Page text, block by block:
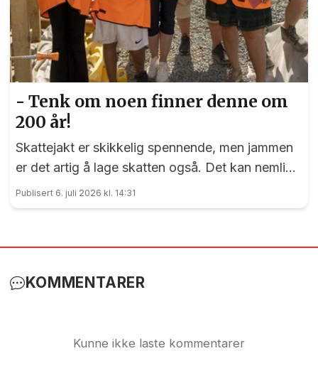
- Tenk om noen finner denne om
200 år!
Skattejakt er skikkelig spennende, men jammen
er det artig å lage skatten også. Det kan nemlig
elevene ved Vilberg barneskole skrive under på.
Denne saken ble publisert for første gang 15. juni
Publisert 6. juli 2026 kl. 14:31
KOMMENTARER
Kunne ikke laste kommentarer